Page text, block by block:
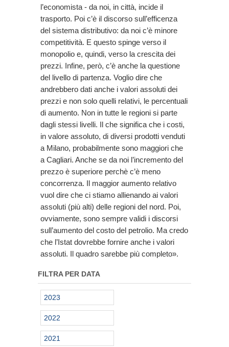
l’economista - da noi, in città, incide il
trasporto. Poi c’è il discorso sull’efficenza
del sistema distributivo: da noi c’è minore
competitività. E questo spinge verso il
monopolio e, quindi, verso la crescita dei
prezzi. Infine, però, c’è anche la questione
del livello di partenza. Voglio dire che
andrebbero dati anche i valori assoluti dei
prezzi e non solo quelli relativi, le percentuali
di aumento. Non in tutte le regioni si parte
dagli stessi livelli. Il che significa che i costi,
in valore assoluto, di diversi prodotti venduti
a Milano, probabilmente sono maggiori che
a Cagliari. Anche se da noi l’incremento del
prezzo è superiore perchè c’è meno
concorrenza. Il maggior aumento relativo
vuol dire che ci stiamo allienando ai valori
assoluti (più alti) delle regioni del nord. Poi,
ovviamente, sono sempre validi i discorsi
sull’aumento del costo del petrolio. Ma credo
che l’Istat dovrebbe fornire anche i valori
assoluti. Il quadro sarebbe più completo».
FILTRA PER DATA
2023
2022
2021